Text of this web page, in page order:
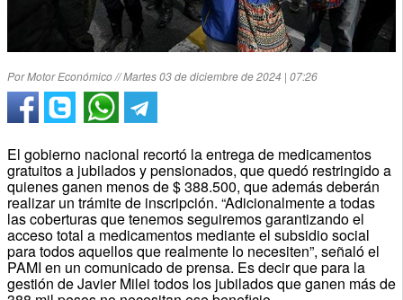
Por Motor Económico // Martes 03 de diciembre de 2024 | 07:26
El gobierno nacional recortó la entrega de medicamentos
gratuitos a jubilados y pensionados, que quedó restringido a
quienes ganen menos de $ 388.500, que además deberán
realizar un trámite de inscripción. “Adicionalmente a todas
las coberturas que tenemos seguiremos garantizando el
acceso total a medicamentos mediante el subsidio social
para todos aquellos que realmente lo necesiten”, señaló el
PAMI en un comunicado de prensa. Es decir que para la
gestión de Javier Milei todos los jubilados que ganen más de